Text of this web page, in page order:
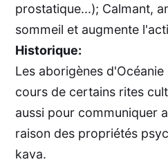
prostatique...); Calmant,
sommeil et augmente
Historique:
Les aborigènes d'Océanie
cours de certains rites
aussi pour communiquer
raison des propriétés
kava.